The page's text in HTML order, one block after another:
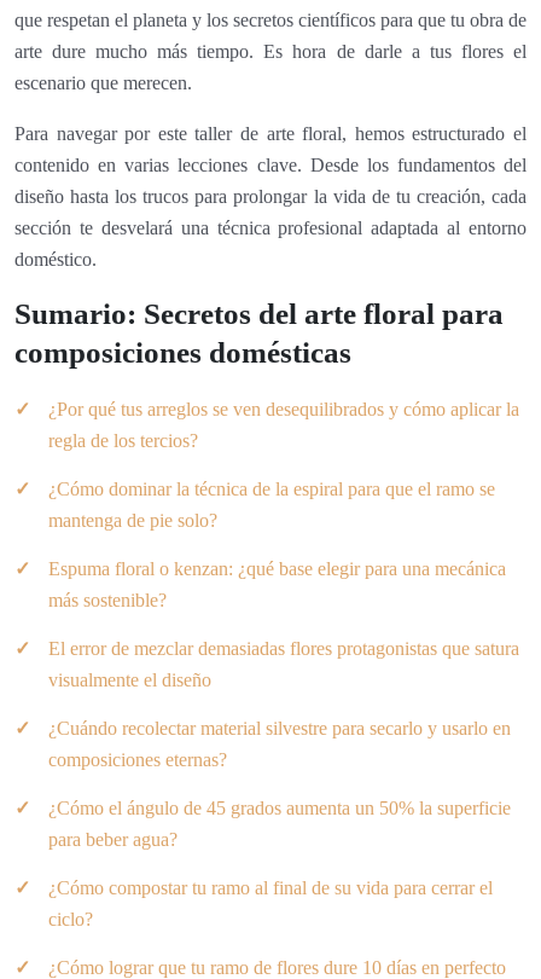
que respetan el planeta y los secretos científicos para que tu obra de
arte dure mucho más tiempo. Es hora de darle a tus flores el
escenario que merecen.
Para navegar por este taller de arte floral, hemos estructurado el
contenido en varias lecciones clave. Desde los fundamentos del
diseño hasta los trucos para prolongar la vida de tu creación, cada
sección te desvelará una técnica profesional adaptada al entorno
doméstico.
Sumario: Secretos del arte floral para
composiciones domésticas
¿Por qué tus arreglos se ven desequilibrados y cómo aplicar la
regla de los tercios?
¿Cómo dominar la técnica de la espiral para que el ramo se
mantenga de pie solo?
Espuma floral o kenzan: ¿qué base elegir para una mecánica
más sostenible?
El error de mezclar demasiadas flores protagonistas que satura
visualmente el diseño
¿Cuándo recolectar material silvestre para secarlo y usarlo en
composiciones eternas?
¿Cómo el ángulo de 45 grados aumenta un 50% la superficie
para beber agua?
¿Cómo compostar tu ramo al final de su vida para cerrar el
ciclo?
¿Cómo lograr que tu ramo de flores dure 10 días en perfecto